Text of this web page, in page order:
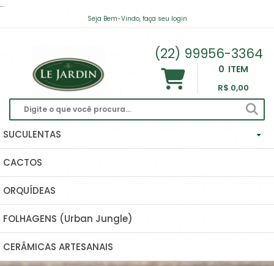
...
Seja Bem-Vindo, faça seu login
(22) 99956-3364
0 ITEM
R$ 0,00
SUCULENTAS
Haworthias Importadas
Echeverias
Hoyas (Flor De Cera) E Dischidias
Ascleps (huernias, Orbeas, Stapelias...)
CACTOS
ORQUÍDEAS
FOLHAGENS (Urban Jungle)
CERÂMICAS ARTESANAIS